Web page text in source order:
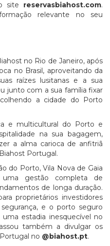
site reservasbiahost.com.
relevante no seu
no Rio de Janeiro, após
no Brasil, aproveitando da
raízes lusitanas e a sua
junto com a sua família fixar
a cidade do Porto
e multicultural do Porto e
na sua bagagem,
a alma carioca de anfitriã
Portugal.
do Porto, Vila Nova de Gaia
uma gestão completa de
de longa duração.
proprietários investidores
e o porto seguro
estadia inesquecível no
também a divulgar os
no @biahost.pt.